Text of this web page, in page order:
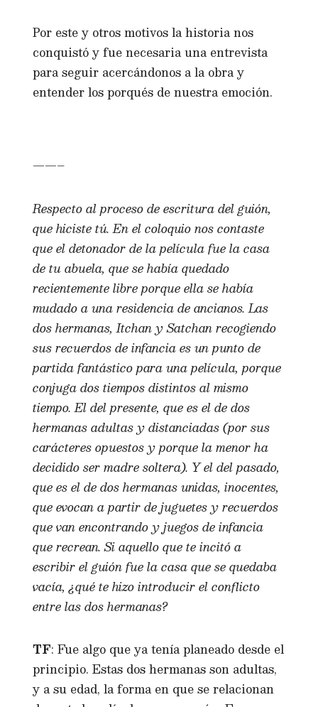
Por este y otros motivos la historia nos
conquistó y fue necesaria una entrevista
para seguir acercándonos a la obra y
entender los porqués de nuestra emoción.
——–
Respecto al proceso de escritura del guión,
que hiciste tú. En el coloquio nos contaste
que el detonador de la película fue la casa
de tu abuela, que se había quedado
recientemente libre porque ella se había
mudado a una residencia de ancianos. Las
dos hermanas, Itchan y Satchan recogiendo
sus recuerdos de infancia es un punto de
partida fantástico para una película, porque
conjuga dos tiempos distintos al mismo
tiempo. El del presente, que es el de dos
hermanas adultas y distanciadas (por sus
carácteres opuestos y porque la menor ha
decidido ser madre soltera). Y el del pasado,
que es el de dos hermanas unidas, inocentes,
que evocan a partir de juguetes y recuerdos
que van encontrando y juegos de infancia
que recrean. Si aquello que te incitó a
escribir el guión fue la casa que se quedaba
vacía, ¿qué te hizo introducir el conflicto
entre las dos hermanas?
TF: Fue algo que ya tenía planeado desde el
principio. Estas dos hermanas son adultas,
y a su edad, la forma en que se relacionan